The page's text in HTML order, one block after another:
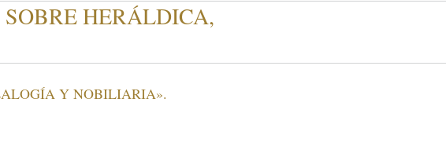
HERÁLDICA,
Y NOBILIARIA».